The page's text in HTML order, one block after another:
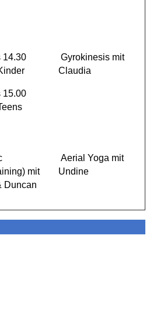
14.30
15.00
Gyrokinesis mit
Claudia
mit
Duncan
Aerial Yoga mit
Undine